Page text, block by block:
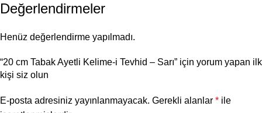
Değerlendirmeler
Henüz değerlendirme yapılmadı.
“20 cm Tabak Ayetli Kelime-i Tevhid – Sarı” için yorum yapan ilk
kişi siz olun
E-posta adresiniz yayınlanmayacak. Gerekli alanlar * ile